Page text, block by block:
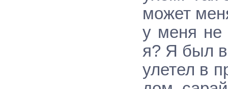
может
у меня не
я? Я был в
улетел в